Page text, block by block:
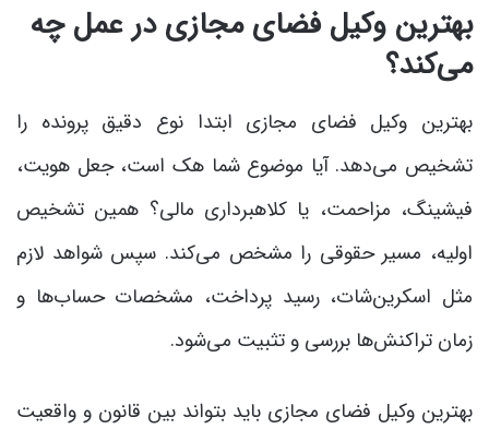
بهترین وکیل فضای مجازی در عمل چه
می‌کند؟
بهترین وکیل فضای مجازی ابتدا نوع دقیق پرونده را
تشخیص می‌دهد. آیا موضوع شما هک است، جعل هویت،
فیشینگ، مزاحمت، یا کلاهبرداری مالی؟ همین تشخیص
اولیه، مسیر حقوقی را مشخص می‌کند. سپس شواهد لازم
مثل اسکرین‌شات، رسید پرداخت، مشخصات حساب‌ها و
زمان تراکنش‌ها بررسی و تثبیت می‌شود.
بهترین وکیل فضای مجازی باید بتواند بین قانون و واقعیت